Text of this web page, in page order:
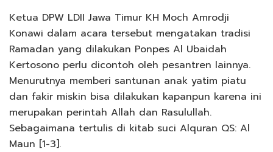
Ketua DPW LDII Jawa Timur KH Moch Amrodji
Konawi dalam acara tersebut mengatakan tradisi
Ramadan yang dilakukan Ponpes Al Ubaidah
Kertosono perlu dicontoh oleh pesantren lainnya.
Menurutnya memberi santunan anak yatim piatu
dan fakir miskin bisa dilakukan kapanpun karena ini
merupakan perintah Allah dan Rasulullah.
Sebagaimana tertulis di kitab suci Alquran QS: Al
Maun [1-3].